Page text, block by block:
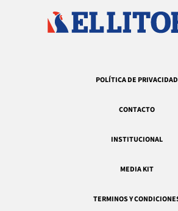
POLÍTICA DE PRIVACIDAD
CONTACTO
INSTITUCIONAL
MEDIA KIT
TERMINOS Y